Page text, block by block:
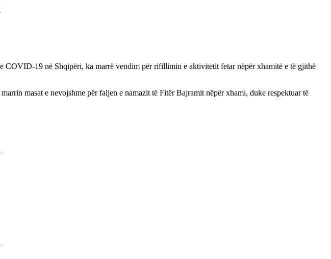
19 në Shqipëri, ka marrë vendim për rifillimin e aktivitetit fetar nëpër xhamitë e të gjithë
masat e nevojshme për faljen e namazit të Fitër Bajramit nëpër xhami, duke respektuar të